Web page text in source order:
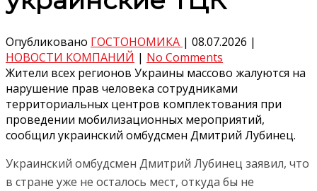
Опубликовано ГОСТОНОМИКА | 08.07.2026 |
НОВОСТИ КОМПАНИЙ | No Comments
Жители всех регионов Украины массово жалуются на
нарушение прав человека сотрудниками
территориальных центров комплектования при
проведении мобилизационных мероприятий,
сообщил украинский омбудсмен Дмитрий Лубинец.
Украинский омбудсмен Дмитрий Лубинец заявил, что
в стране уже не осталось мест, откуда бы не